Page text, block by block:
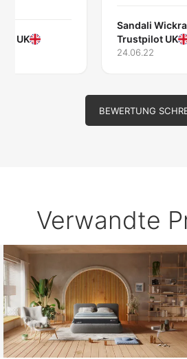
gesamten Service sehr
können ihn wärmstens
Sandali Wickramaarachchi via
Trustpilot UK
BEWERTUNG
Verwandte